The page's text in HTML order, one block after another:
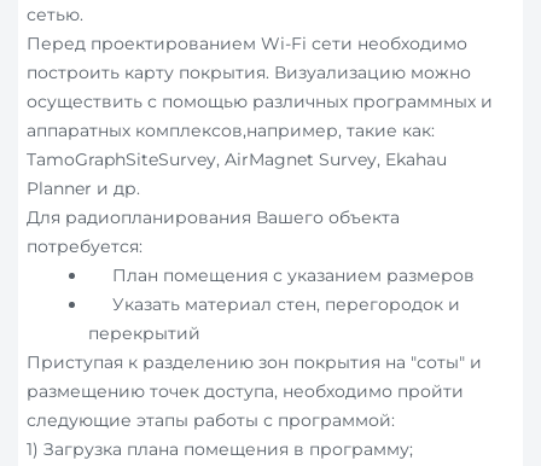
сетью.
Перед проектированием Wi-Fi сети необходимо
построить карту покрытия. Визуализацию можно
осуществить с помощью различных программных и
аппаратных комплексов,например, такие как:
TamoGraphSiteSurvey, AirMagnet Survey, Ekahau
Planner и др.
Для радиопланирования Вашего объекта
потребуется:
План помещения с указанием размеров
Указать материал стен, перегородок и
перекрытий
Приступая к разделению зон покрытия на "соты" и
размещению точек доступа, необходимо пройти
следующие этапы работы с программой:
1) Загрузка плана помещения в программу;